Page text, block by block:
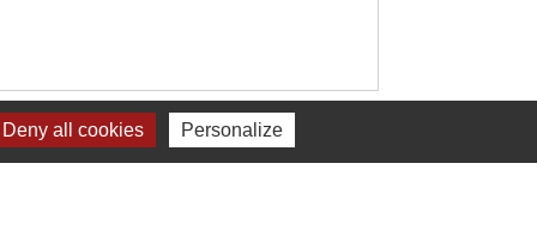
Signaler une erreur sur cette page
all cookies Personalize